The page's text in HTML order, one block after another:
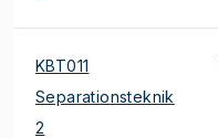
KBT011
Separationsteknik
2